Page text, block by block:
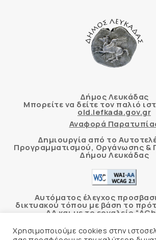
Δήμος Λευκάδας
Μπορείτε να δείτε τον παλιό
old.lefkada.gov.gr
Αναφορά
Δημιουργία από το
Προγραμματισμού, Οργάνωσης &
Δήμου Λευκάδας
Αυτόματος έλεγχος
δικτυακού τόπου με βάση το
AA και με το εργαλείο
Δήλωση
Χρησιμοποιούμε cookies στην